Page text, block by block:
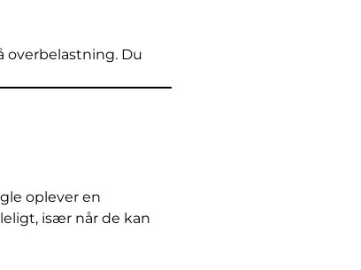
overbelastning. Du
oplever en
især når de kan